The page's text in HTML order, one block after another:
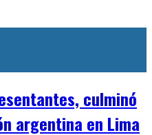
culminó
argentina en Lima